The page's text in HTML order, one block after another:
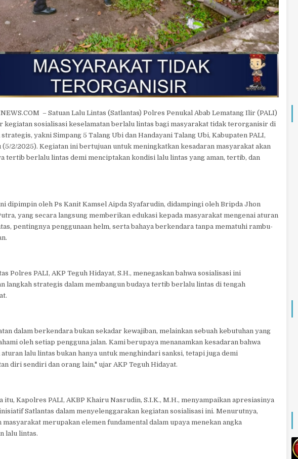
– Satuan Lalu Lintas (Satlantas) Polres Penukal Abab Lematang Ilir (PALI)
kegiatan sosialisasi keselamatan berlalu lintas bagi masyarakat tidak terorganisir di
yakni Simpang 5 Talang Ubi dan Handayani Talang Ubi, Kabupaten PALI,
(5/2/2025). Kegiatan ini bertujuan untuk meningkatkan kesadaran masyarakat akan
tertib berlalu lintas demi menciptakan kondisi lalu lintas yang aman, tertib, dan
dipimpin oleh Ps Kanit Kamsel Aipda Syafarudin, didampingi oleh Bripda Jhon
yang secara langsung memberikan edukasi kepada masyarakat mengenai aturan
pentingnya penggunaan helm, serta bahaya berkendara tanpa mematuhi rambu-
Polres PALI, AKP Teguh Hidayat, S.H., menegaskan bahwa sosialisasi ini
langkah strategis dalam membangun budaya tertib berlalu lintas di tengah
dalam berkendara bukan sekadar kewajiban, melainkan sebuah kebutuhan yang
oleh setiap pengguna jalan. Kami berupaya menanamkan kesadaran bahwa
lalu lintas bukan hanya untuk menghindari sanksi, tetapi juga demi
diri sendiri dan orang lain," ujar AKP Teguh Hidayat.
itu, Kapolres PALI, AKBP Khairu Nasrudin, S.I.K., M.H., menyampaikan apresiasinya
Satlantas dalam menyelenggarakan kegiatan sosialisasi ini. Menurutnya,
masyarakat merupakan elemen fundamental dalam upaya menekan angka
lalu lintas.